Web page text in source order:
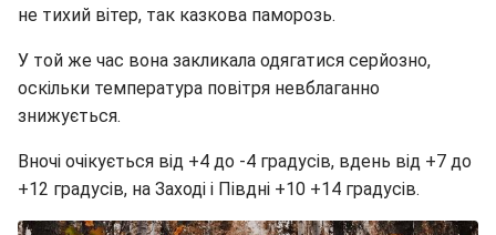
не тихий вітер, так казкова паморозь.
У той же час вона закликала одягатися серйозно,
оскільки температура повітря невблаганно
знижується.
Вночі очікується від +4 до -4 градусів, вдень від +7 до
+12 градусів, на Заході і Півдні +10 +14 градусів.